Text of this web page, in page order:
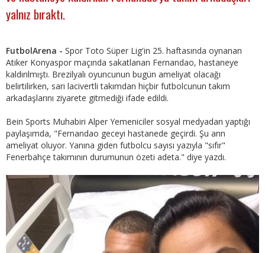
yalnız bıraktı.
FutbolArena - Spor Toto Süper Lig'in 25. haftasında oynanan
Atiker Konyaspor maçında sakatlanan Fernandao, hastaneye
kaldırılmıştı. Brezilyalı oyuncunun bugün ameliyat olacağı
belirtilirken, sarı lacivertli takımdan hiçbir futbolcunun takım
arkadaşlarını ziyarete gitmediği ifade edildi.
Bein Sports Muhabiri Alper Yemeniciler sosyal medyadan yaptığı
paylaşımda, "Fernandao geceyi hastanede geçirdi. Şu ann
ameliyat oluyor. Yanına giden futbolcu sayısı yazıyla "sıfır"
Fenerbahçe takımının durumunun özeti adeta." diye yazdı.